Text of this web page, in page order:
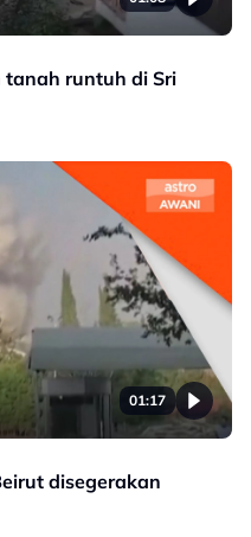
runtuh di Sri
01:17
disegerakan